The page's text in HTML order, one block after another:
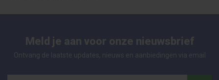
Meld je aan voor onze nieuwsbrief
Ontvang de laatste updates, nieuws en aanbiedingen via email